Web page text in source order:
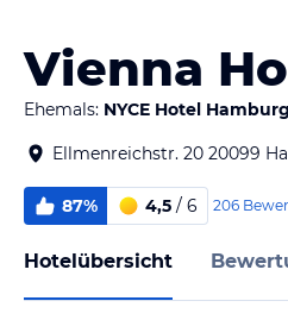
Vienna
Ehemals: NYCE Hotel
Ellmenreichstr. 20 20099
87% 4,5 / 6 206
Hotelübersicht